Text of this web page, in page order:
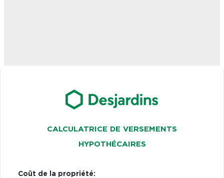
CALCULATRICE DE VERSEMENTS
HYPOTHÉCAIRES
Coût de la propriété: